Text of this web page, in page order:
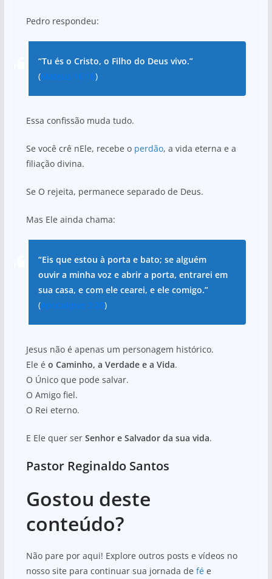
Pedro respondeu:
“Tu és o Cristo, o Filho do Deus vivo.”
(Mateus 16:16)
Essa confissão muda tudo.
Se você crê nEle, recebe o perdão, a vida eterna e a
filiação divina.
Se O rejeita, permanece separado de Deus.
Mas Ele ainda chama:
“Eis que estou à porta e bato; se alguém
ouvir a minha voz e abrir a porta, entrarei em
sua casa, e com ele cearei, e ele comigo.”
(Apocalipse 3:20)
Jesus não é apenas um personagem histórico.
Ele é o Caminho, a Verdade e a Vida.
O Único que pode salvar.
O Amigo fiel.
O Rei eterno.
E Ele quer ser Senhor e Salvador da sua vida.
Pastor Reginaldo Santos
Gostou deste
conteúdo?
Não pare por aqui! Explore outros posts e vídeos no
nosso site para continuar sua jornada de fée